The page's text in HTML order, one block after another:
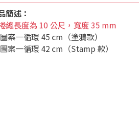
簡述：
總長度為 10 公尺，寬度 35 mm
案一循環 45 cm（塗鴉款）
案一循環 42 cm（Stamp 款）